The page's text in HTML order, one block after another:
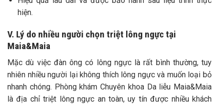
hiện.
V. Lý do nhiều người chọn triệt lông ngực tại
Maia&Maia
Mặc dù việc đàn ông có lông ngực là rất bình thường, tuy
nhiên nhiều người lại không thích lông ngực và muốn loại bỏ
nhanh chóng. Phòng khám Chuyên khoa Da liễu Maia&Maia
là địa chỉ triệt lông ngực an toàn, uy tín được nhiều khách